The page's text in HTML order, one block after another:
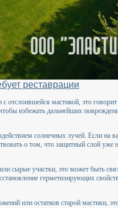
реставрации
отслоившейся мастикой, это
избежать дальнейших
солнечных лучей. Если на
о том, что защитный слой уже
сырые участки, это может быть
герметизирующих
или остатков старой мастики,